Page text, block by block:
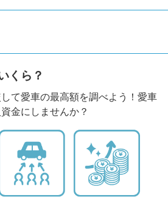
くら？
て愛車の最高額を調べよう！愛車
金にしませんか？